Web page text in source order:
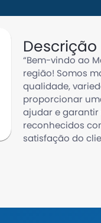
Descrição
“Bem-vindo ao
região! Somos
qualidade,
proporcionar
ajudar e garantir
reconhecidos
satisfação do